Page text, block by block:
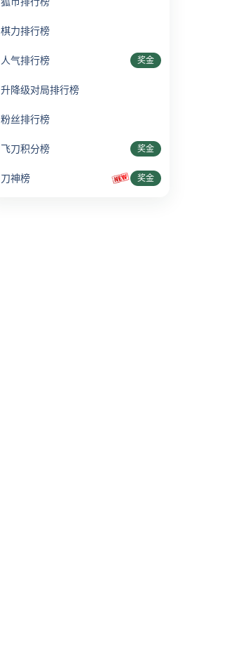
棋力排行榜
人气排行榜 奖金
升降级对局排行榜
粉丝排行榜
飞刀积分榜 奖金
刀神榜 奖金